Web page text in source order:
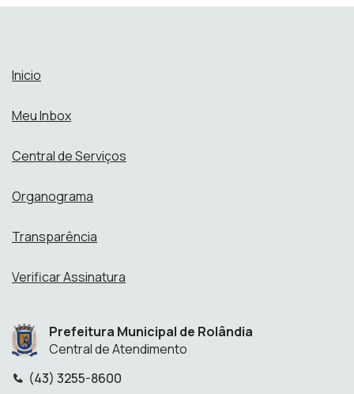
Inicio
Meu Inbox
Central de Serviços
Organograma
Transparência
Verificar Assinatura
Prefeitura Municipal de Rolândia
Central de Atendimento
(43) 3255-8600